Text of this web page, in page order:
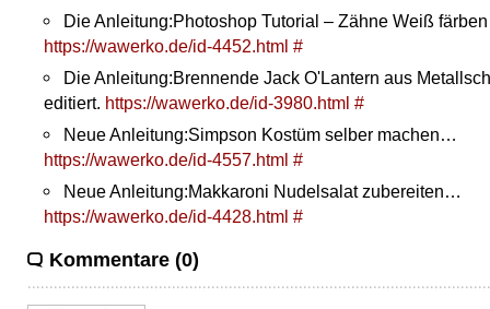
Die Anleitung:Photoshop Tutorial – Zähne Weiß
https://wawerko.de/id-4452.html #
Die Anleitung:Brennende Jack O'Lantern aus
editiert. https://wawerko.de/id-3980.html #
Neue Anleitung:Simpson Kostüm selber machen…
https://wawerko.de/id-4557.html #
Neue Anleitung:Makkaroni Nudelsalat zubereiten…
https://wawerko.de/id-4428.html #
Kommentare (0)